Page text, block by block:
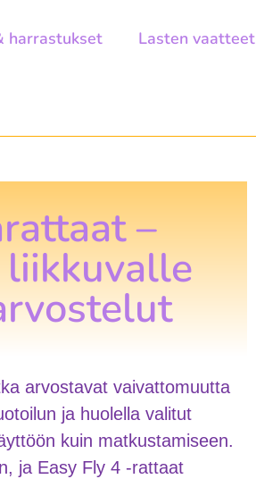
harrastukset Lasten vaatteet
–
arvostavat vaivattomuutta
ja huolella valitut
kuin matkustamiseen.
ja Easy Fly 4 -rattaat